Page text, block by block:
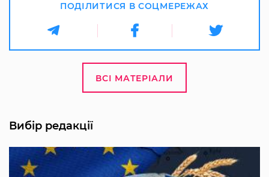
ПОДІЛИТИСЯ В СОЦМЕРЕЖАХ
ВСІ МАТЕРІАЛИ
Вибір редакції